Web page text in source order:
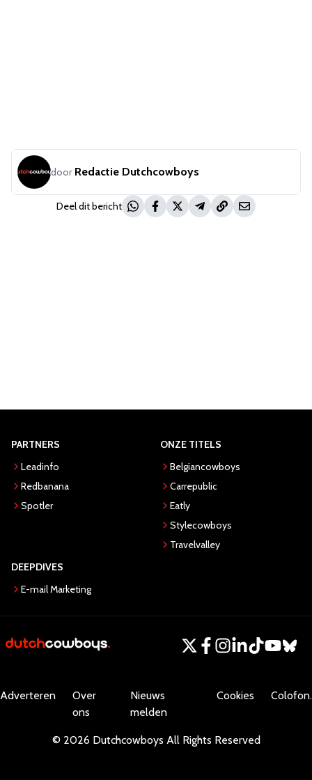
door Redactie Dutchcowboys
Deel dit bericht
PARTNERS
Leadinfo
Redbanana
Spotler
ONZE TITELS
Belgiancowboys
Carrepublic
Eatly
Stylecowboys
Travelvalley
DEEPDIVES
E-mail Marketing
Adverteren
Over
ons
Nieuws
melden
Cookies Colofon.
© 2026 Dutchcowboys All Rights Reserved